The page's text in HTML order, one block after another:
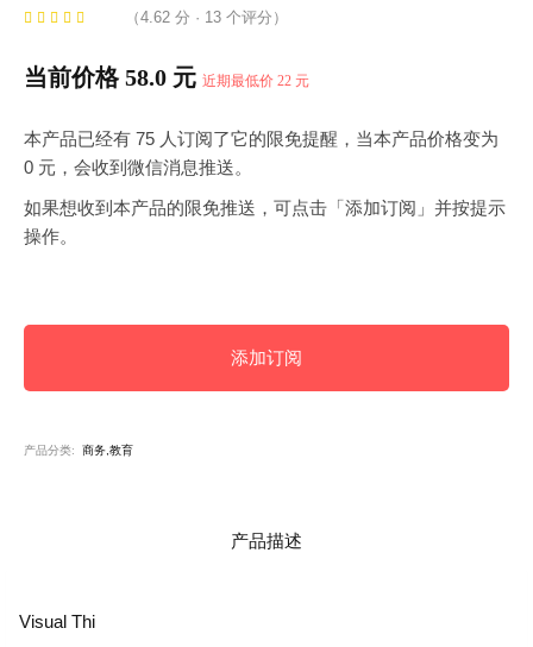
（4.62 分 · 13 个评分）
当前价格 58.0 元 近期最低价 22 元
本产品已经有 75 人订阅了它的限免提醒，当本产品价格变为
0 元，会收到微信消息推送。
如果想收到本产品的限免推送，可点击「添加订阅」并按提示
操作。
添加订阅
产品分类: 商务,教育
产品描述
Visual Thi